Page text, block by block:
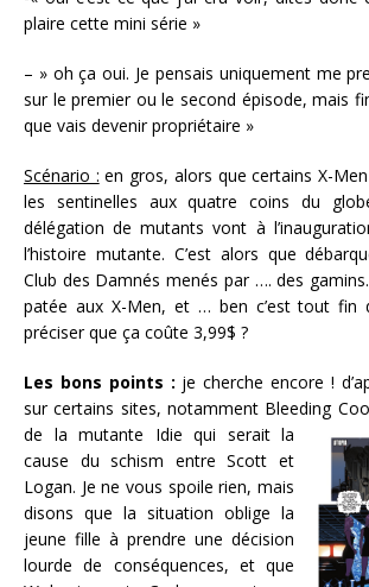
plaire cette mini série »
– » oh ça oui. Je pensais uniquement me
sur le premier ou le second épisode, mais
que vais devenir propriétaire »
Scénario : en gros, alors que certains X-
les sentinelles aux quatre coins du
délégation de mutants vont à
l’histoire mutante. C’est alors que
Club des Damnés menés par …. des
patée aux X-Men, et … ben c’est tout fin
préciser que ça coûte 3,99$ ?
Les bons points : je cherche encore !
sur certains sites, notamment Bleeding
de la mutante Idie qui serait la
cause du schism entre Scott et
Logan. Je ne vous spoile rien, mais
disons que la situation oblige la
jeune fille à prendre une décision
lourde de conséquences, et que